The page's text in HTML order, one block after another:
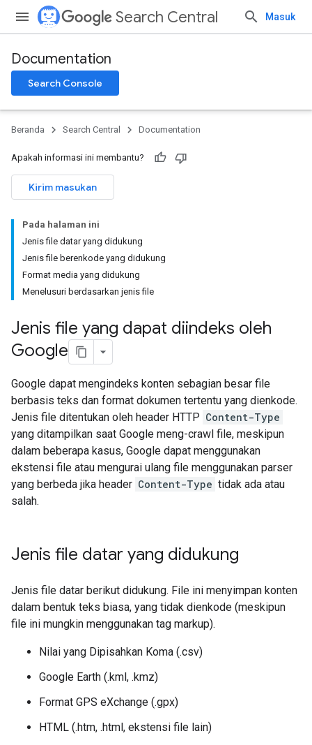
Search Central Masuk
Documentation
Search Console
Beranda Search Central Documentation
Apakah informasi ini membantu?
Kirim masukan
Pada halaman ini
Jenis file datar yang didukung
Jenis file berenkode yang didukung
Format media yang didukung
Menelusuri berdasarkan jenis file
Jenis file yang dapat diindeks oleh
Google
Google dapat mengindeks konten sebagian besar file
berbasis teks dan format dokumen tertentu yang dienkode.
Jenis file ditentukan oleh header HTTP Content-Type
yang ditampilkan saat Google meng-crawl file, meskipun
dalam beberapa kasus, Google dapat menggunakan
ekstensi file atau mengurai ulang file menggunakan parser
yang berbeda jika header Content-Type tidak ada atau
salah.
Jenis file datar yang didukung
Jenis file datar berikut didukung. File ini menyimpan konten
dalam bentuk teks biasa, yang tidak dienkode (meskipun
file ini mungkin menggunakan tag markup).
Nilai yang Dipisahkan Koma (.csv)
Google Earth (.kml, .kmz)
Format GPS eXchange (.gpx)
HTML (.htm, .html, ekstensi file lain)